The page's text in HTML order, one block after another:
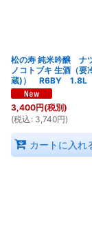
松の寿 純米吟醸 ナ
ノコトブキ 生酒（要
蔵)） R6BY 1.8L
3,400円(税別)
(税込 : 3,740円)
カートに入れ